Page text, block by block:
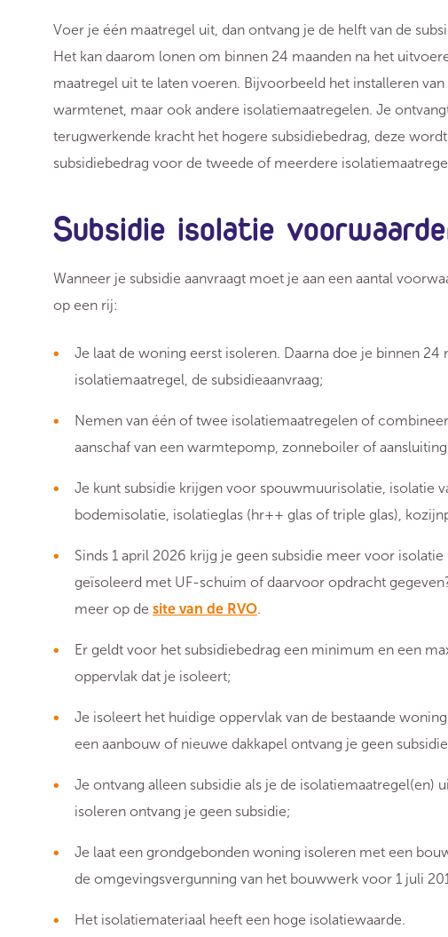
Voer je één maatregel uit, dan ontvang je de helft van de
Het kan daarom lonen om binnen 24 maanden na het
maatregel uit te laten voeren. Bijvoorbeeld het installeren
warmtenet, maar ook andere isolatiemaatregelen. Je
terugwerkende kracht het hogere subsidiebedrag, deze
subsidiebedrag voor de tweede of meerdere
Subsidie isolatie
Wanneer je subsidie aanvraagt moet je aan een aantal
op een rij:
Je laat de woning eerst isoleren. Daarna doe je binnen 24
isolatiemaatregel, de subsidieaanvraag;
Nemen van één of twee isolatiemaatregelen of
aanschaf van een warmtepomp, zonneboiler of
Je kunt subsidie krijgen voor spouwmuurisolatie, isolatie
bodemisolatie, isolatieglas (hr++ glas of triple glas),
Sinds 1 april 2026 krijg je geen subsidie meer voor
geïsoleerd met UF-schuim of daarvoor opdracht
meer op de site van de RVO.
Er geldt voor het subsidiebedrag een minimum en een
oppervlak dat je isoleert;
Je isoleert het huidige oppervlak van de bestaande
een aanbouw of nieuwe dakkapel ontvang je geen
Je ontvang alleen subsidie als je de isolatiemaatregel(en)
isoleren ontvang je geen subsidie;
Je laat een grondgebonden woning isoleren met een
de omgevingsvergunning van het bouwwerk voor 1 juli
Het isolatiemateriaal heeft een hoge isolatiewaarde.